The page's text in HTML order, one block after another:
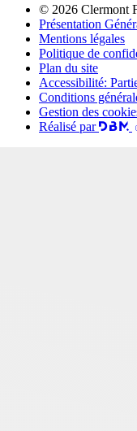
© 2026 Clermont
Présentation
Mentions légales
Politique de
Plan du site
Accessibilité:
Conditions
Gestion des
Réalisé par